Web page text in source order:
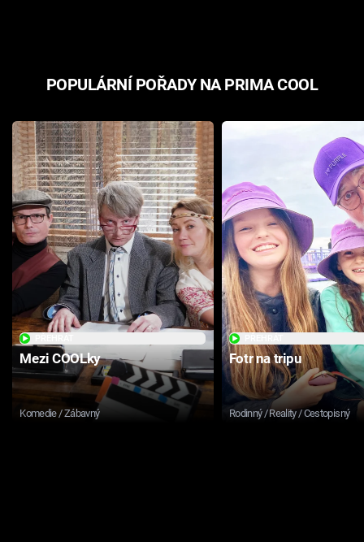
POPULÁRNÍ POŘADY NA PRIMA COOL
Mezi COOLky
Komedie / Zábavný
Fotr na tripu
Rodinný / Reality / Cestopisný